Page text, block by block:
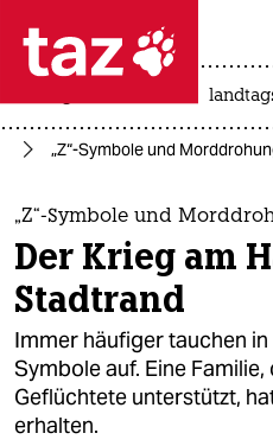
 taz zahl
taz zahl ich
themen
politik
öko
gesellschaft
kultur
„Z“-Symbole und
„Z“-Symbole und
Der Krieg am
Stadtrand
Immer häufiger tauchen
Symbole auf. Eine
Geflüchtete unterstützt,
erhalten.